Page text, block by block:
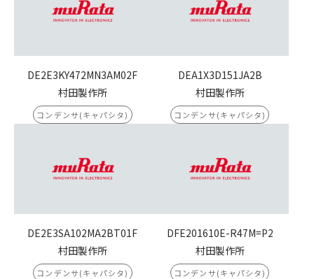
DE2E3KY472MN3AM02F
村田製作所
コンデンサ(キャパシタ)
DEA1X3D151JA2B
村田製作所
コンデンサ(キャパシタ)
DE2E3SA102MA2BT01F
村田製作所
コンデンサ(キャパシタ)
DFE201610E-R47M=P2
村田製作所
コンデンサ(キャパシタ)